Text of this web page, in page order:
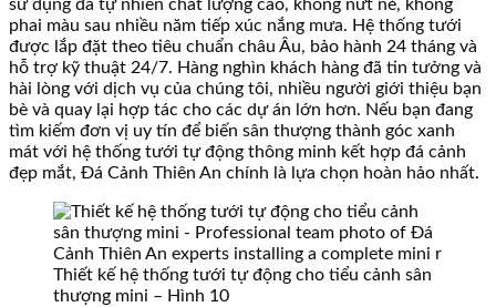
sử dụng đá tự nhiên chất lượng cao, không nứt nẻ, không
phai màu sau nhiều năm tiếp xúc nắng mưa. Hệ thống tưới
được lắp đặt theo tiêu chuẩn châu Âu, bảo hành 24 tháng và
hỗ trợ kỹ thuật 24/7. Hàng nghìn khách hàng đã tin tưởng và
hài lòng với dịch vụ của chúng tôi, nhiều người giới thiệu bạn
bè và quay lại hợp tác cho các dự án lớn hơn. Nếu bạn đang
tìm kiếm đơn vị uy tín để biến sân thượng thành góc xanh
mát với hệ thống tưới tự động thông minh kết hợp đá cảnh
đẹp mắt, Đá Cảnh Thiên An chính là lựa chọn hoàn hảo nhất.
Thiết kế hệ thống tưới tự động cho tiểu cảnh sân
thượng mini – Hình 10